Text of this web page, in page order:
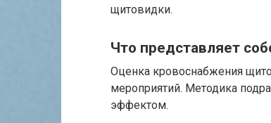
щитовидки.
Что представляет
Оценка кровоснабжения
мероприятий. Методика
эффектом.